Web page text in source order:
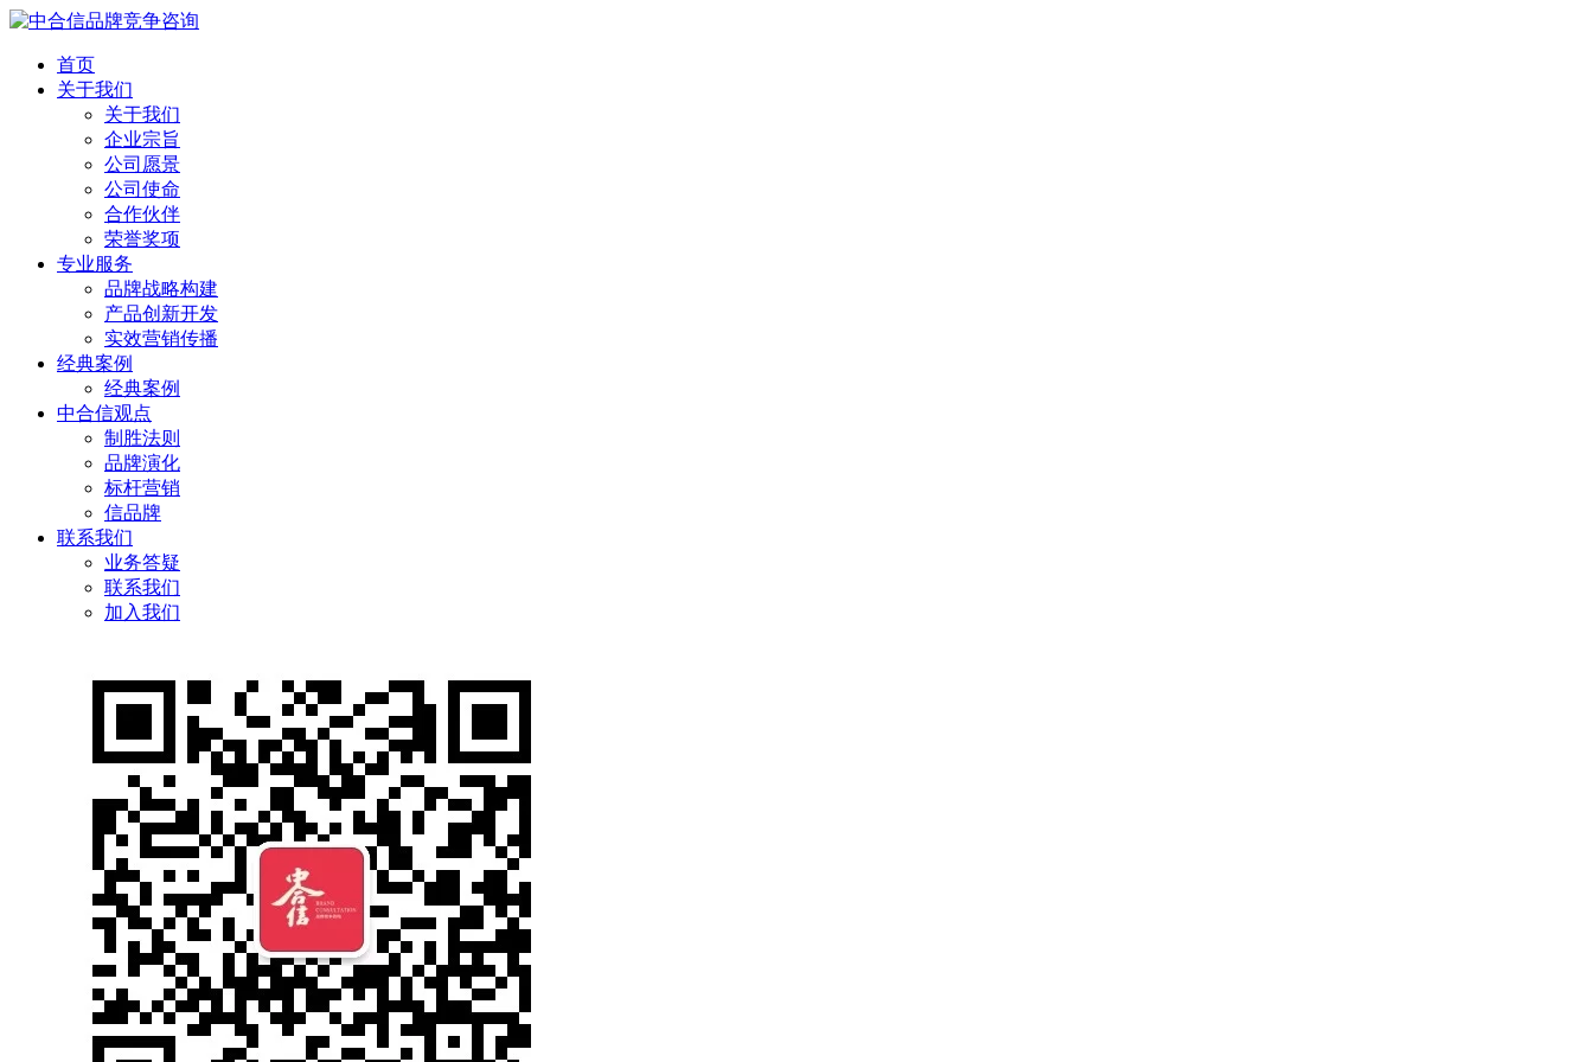
首页
关于我们
关于我们
企业宗旨
公司愿景
公司使命
合作伙伴
荣誉奖项
专业服务
品牌战略构建
产品创新开发
实效营销传播
经典案例
经典案例
中合信观点
制胜法则
品牌演化
标杆营销
信品牌
联系我们
业务答疑
联系我们
加入我们